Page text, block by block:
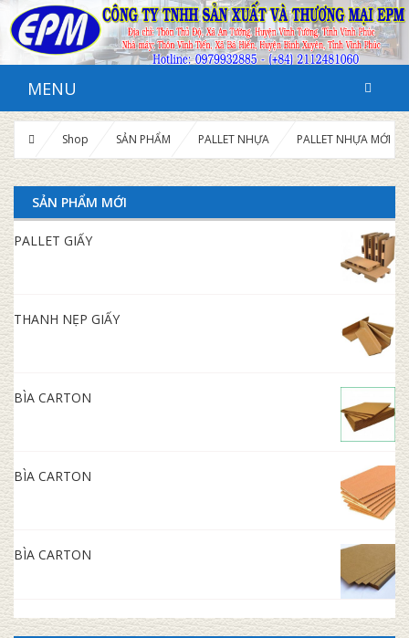
MENU
Shop SẢN PHẨM PALLET NHỰA PALLET NHỰA MỚI
SẢN PHẨM MỚI
PALLET GIẤY
THANH NẸP GIẤY
BÌA CARTON
BÌA CARTON
BÌA CARTON